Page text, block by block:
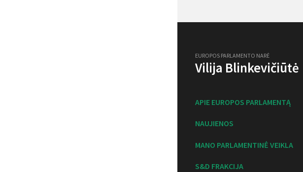
EUROPOS PARLAMENTO NARĖ
Vilija Blinkevičiūtė
APIE EUROPOS PARLAMENTĄ
NAUJIENOS
MANO PARLAMENTINĖ VEIKLA
S&D FRAKCIJA